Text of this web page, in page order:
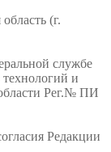
(г.
службе
и
Рег.№ ПИ
Редакции